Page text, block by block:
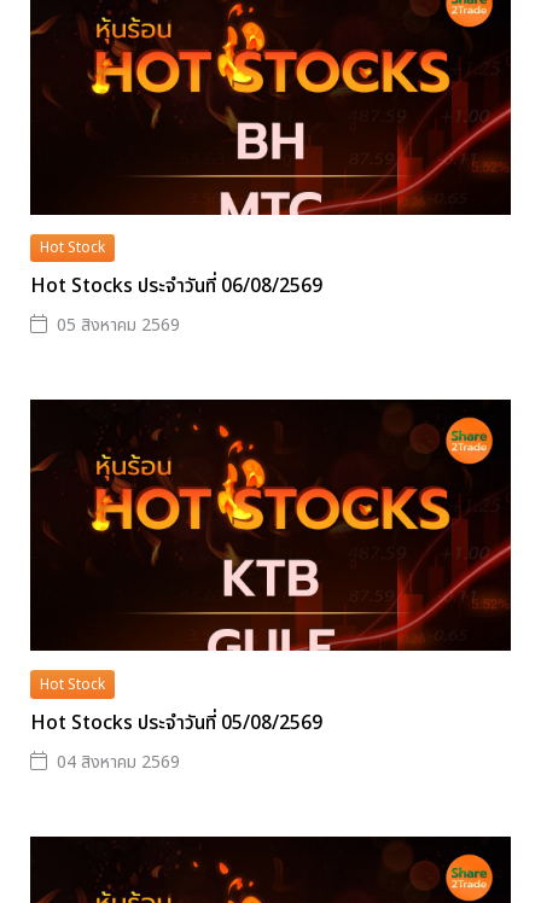
Hot Stock
Hot Stocks ประจำวันที่ 06/08/2569
05 สิงหาคม 2569
Hot Stock
Hot Stocks ประจำวันที่ 05/08/2569
04 สิงหาคม 2569